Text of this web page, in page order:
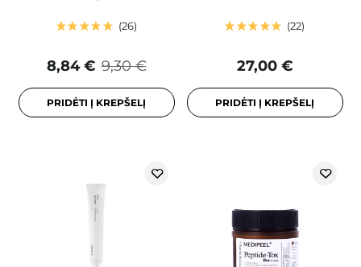
26
9,30 €
8,84 €
PRIDĖTI Į KREPŠELĮ
22
27,00 €
PRIDĖTI Į KREPŠELĮ